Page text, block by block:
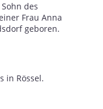
des
Frau Anna
geboren.
in Rössel.